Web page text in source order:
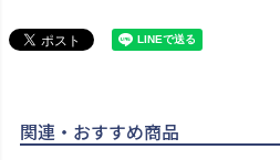
関連・おすすめ商品